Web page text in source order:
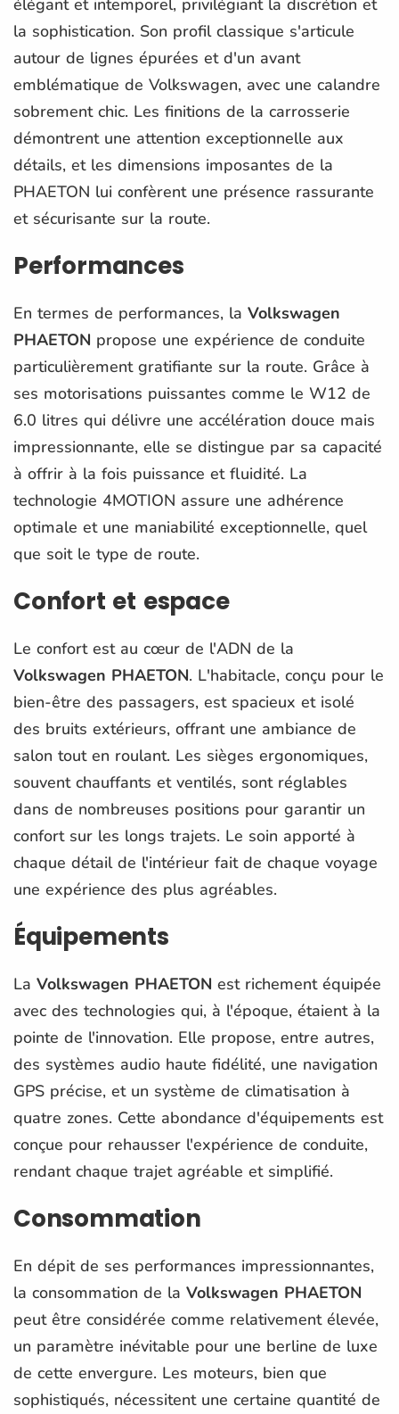
la sophistication. Son profil classique s'articule
autour de lignes épurées et d'un avant
emblématique de Volkswagen, avec une calandre
sobrement chic. Les finitions de la carrosserie
démontrent une attention exceptionnelle aux
détails, et les dimensions imposantes de la
PHAETON lui confèrent une présence rassurante
et sécurisante sur la route.
Performances
En termes de performances, la Volkswagen
PHAETON propose une expérience de conduite
particulièrement gratifiante sur la route. Grâce à
ses motorisations puissantes comme le W12 de
6.0 litres qui délivre une accélération douce mais
impressionnante, elle se distingue par sa capacité
à offrir à la fois puissance et fluidité. La
technologie 4MOTION assure une adhérence
optimale et une maniabilité exceptionnelle, quel
que soit le type de route.
Confort et espace
Le confort est au cœur de l'ADN de la
Volkswagen PHAETON. L'habitacle, conçu pour le
bien-être des passagers, est spacieux et isolé
des bruits extérieurs, offrant une ambiance de
salon tout en roulant. Les sièges ergonomiques,
souvent chauffants et ventilés, sont réglables
dans de nombreuses positions pour garantir un
confort sur les longs trajets. Le soin apporté à
chaque détail de l'intérieur fait de chaque voyage
une expérience des plus agréables.
Équipements
La Volkswagen PHAETON est richement équipée
avec des technologies qui, à l'époque, étaient à la
pointe de l'innovation. Elle propose, entre autres,
des systèmes audio haute fidélité, une navigation
GPS précise, et un système de climatisation à
quatre zones. Cette abondance d'équipements est
conçue pour rehausser l'expérience de conduite,
rendant chaque trajet agréable et simplifié.
Consommation
En dépit de ses performances impressionnantes,
la consommation de la Volkswagen PHAETON
peut être considérée comme relativement élevée,
un paramètre inévitable pour une berline de luxe
de cette envergure. Les moteurs, bien que
sophistiqués, nécessitent une certaine quantité de